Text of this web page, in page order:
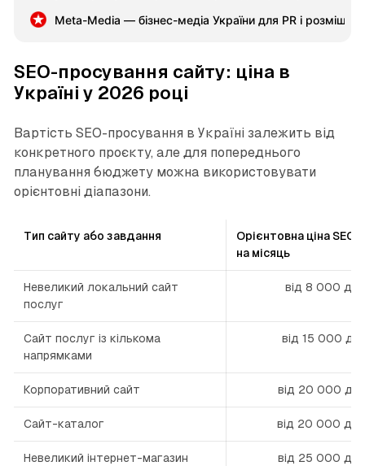
реклама, а контентний актив, який поступово
накопичує цінність і працює на залучення звернень
Meta-Media — бізнес-медіа України для PR і
SEO-просування сайту: ціна в
Україні у 2026 році
Вартість SEO-просування в Україні залежить від
конкретного проєкту, але для попереднього
планування бюджету можна використовувати
орієнтовні діапазони.
Тип сайту або завдання
Орієнтовна ціна
на місяць
Невеликий локальний сайт
послуг
від 8 000 до
Сайт послуг із кількома
напрямками
від 15 000
Корпоративний сайт від 20 000 до
Сайт-каталог від 20 000 до
Невеликий інтернет-магазин від 25 000 до